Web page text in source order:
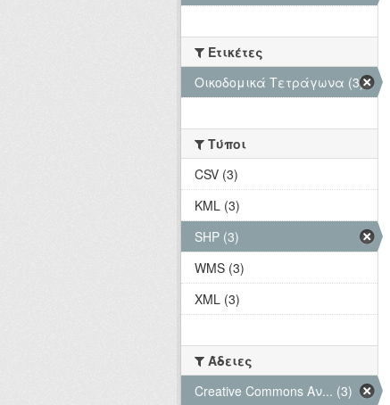
Ετικέτες
Οικοδομικά Τετράγωνα (3)
Τύποι
CSV (3)
KML (3)
SHP (3)
WMS (3)
XML (3)
Άδειες
Creative Commons Αν... (3)